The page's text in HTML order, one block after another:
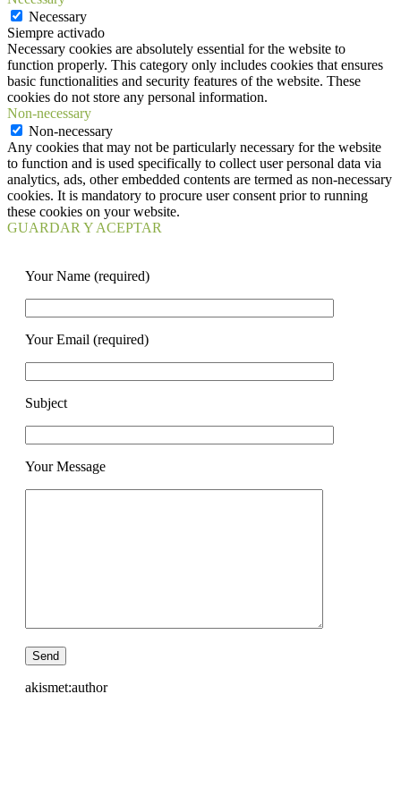
Necessary
Siempre activado
Necessary cookies are absolutely essential for the website to
function properly. This category only includes cookies that ensures
basic functionalities and security features of the website. These
cookies do not store any personal information.
Non-necessary
Non-necessary
Any cookies that may not be particularly necessary for the website
to function and is used specifically to collect user personal data via
analytics, ads, other embedded contents are termed as non-necessary
cookies. It is mandatory to procure user consent prior to running
these cookies on your website.
GUARDAR Y ACEPTAR
Your Name (required)
Your Email (required)
Subject
Your Message
akismet:author